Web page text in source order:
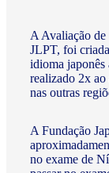
A Avaliação
JLPT, foi
idioma japonês
realizado 2x
nas outras
A Fundação
no exame de